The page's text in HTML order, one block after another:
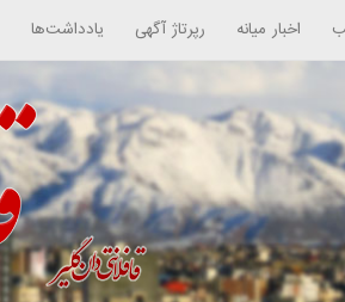
اخبار میانه رپرتاژ آگهی یادداشت‌ها